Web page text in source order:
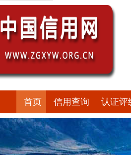
首页 信用查询 认证评